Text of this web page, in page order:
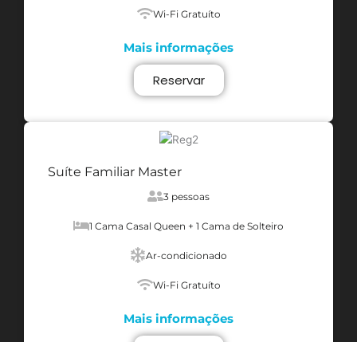
Wi-Fi Gratuíto
Mais informações
Reservar
Suíte Familiar Master
3 pessoas
1 Cama Casal Queen + 1 Cama de Solteiro
Ar-condicionado
Wi-Fi Gratuíto
Mais informações